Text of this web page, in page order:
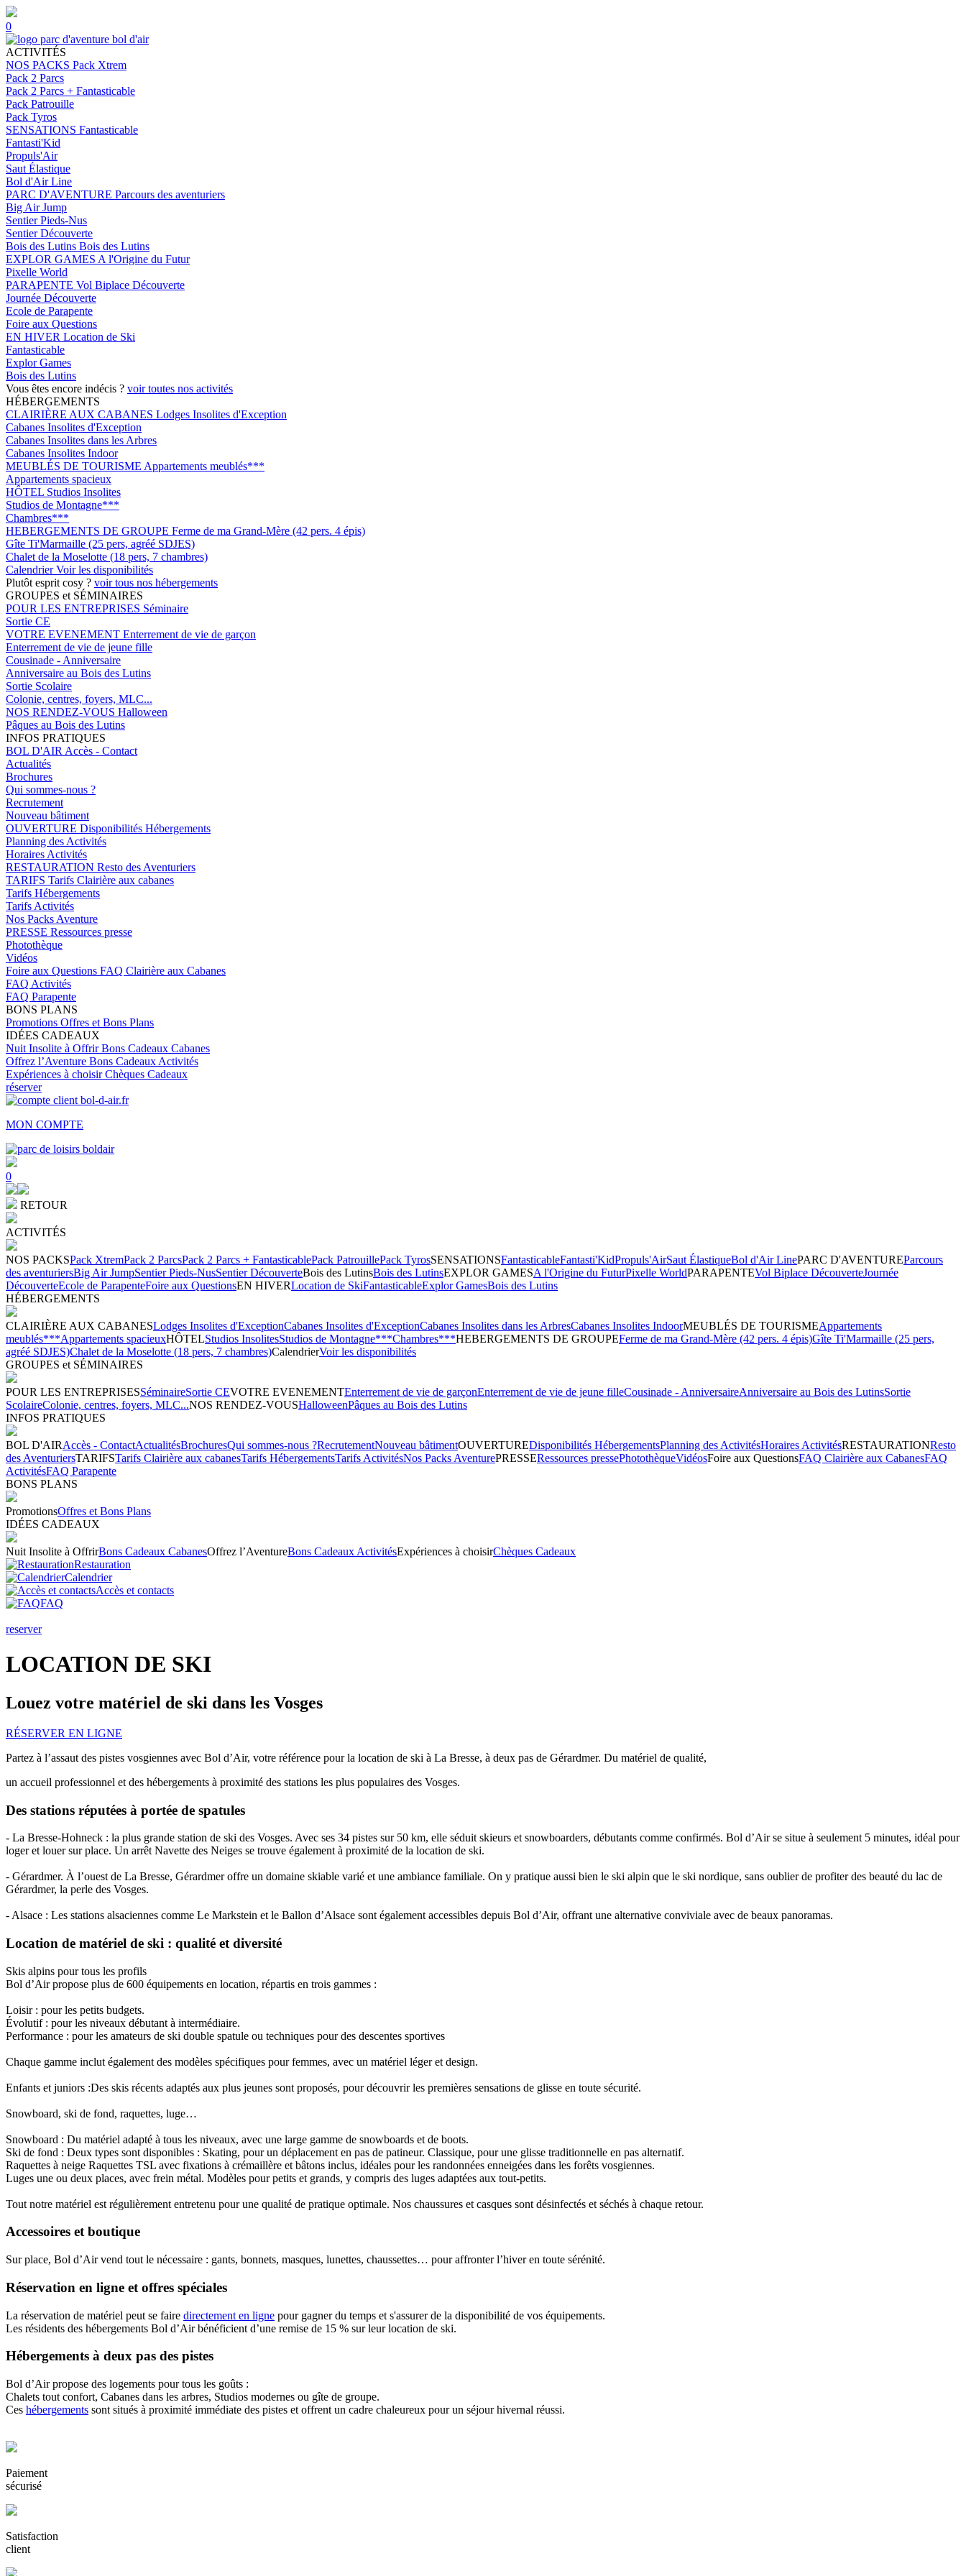
0
ACTIVITÉS
NOS PACKS Pack Xtrem
Pack 2 Parcs
Pack 2 Parcs + Fantasticable
Pack Patrouille
Pack Tyros
SENSATIONS Fantasticable
Fantasti'Kid
Propuls'Air
Saut Élastique
Bol d'Air Line
PARC D'AVENTURE Parcours des aventuriers
Big Air Jump
Sentier Pieds-Nus
Sentier Découverte
Bois des Lutins Bois des Lutins
EXPLOR GAMES A l'Origine du Futur
Pixelle World
PARAPENTE Vol Biplace Découverte
Journée Découverte
Ecole de Parapente
Foire aux Questions
EN HIVER Location de Ski
Fantasticable
Explor Games
Bois des Lutins
Vous êtes encore indécis ? voir toutes nos activités
HÉBERGEMENTS
CLAIRIÈRE AUX CABANES Lodges Insolites d'Exception
Cabanes Insolites d'Exception
Cabanes Insolites dans les Arbres
Cabanes Insolites Indoor
MEUBLÉS DE TOURISME Appartements meublés***
Appartements spacieux
HÔTEL Studios Insolites
Studios de Montagne***
Chambres***
HEBERGEMENTS DE GROUPE Ferme de ma Grand-Mère (42 pers. 4 épis)
Gîte Ti'Marmaille (25 pers, agréé SDJES)
Chalet de la Moselotte (18 pers, 7 chambres)
CalendrierVoir les disponibilités
Plutôt esprit cosy ? voir tous nos hébergements
GROUPES et SÉMINAIRES
POUR LES ENTREPRISES Séminaire
Sortie CE
VOTRE EVENEMENT Enterrement de vie de garçon
Enterrement de vie de jeune fille
Cousinade - Anniversaire
Anniversaire au Bois des Lutins
Sortie Scolaire
Colonie, centres, foyers, MLC...
NOS RENDEZ-VOUS Halloween
Pâques au Bois des Lutins
INFOS PRATIQUES
BOL D'AIR Accès - Contact
Actualités
Brochures
Qui sommes-nous ?
Recrutement
Nouveau bâtiment
OUVERTURE Disponibilités Hébergements
Planning des Activités
Horaires Activités
RESTAURATION Resto des Aventuriers
TARIFS Tarifs Clairière aux cabanes
Tarifs Hébergements
Tarifs Activités
Nos Packs Aventure
PRESSE Ressources presse
Photothèque
Vidéos
Foire aux Questions FAQ Clairière aux Cabanes
FAQ Activités
FAQ Parapente
BONS PLANS
Promotions Offres et Bons Plans
IDÉES CADEAUX
Nuit Insolite à OffrirBons Cadeaux Cabanes
Offrez l’Aventure Bons Cadeaux Activités
Expériences à choisirChèques Cadeaux
réserver
MON COMPTE
0
RETOUR
ACTIVITÉS
NOS PACKSPack XtremPack 2 ParcsPack 2 Parcs + FantasticablePack PatrouillePack TyrosSENSATIONSFantasticableFantasti'KidPropuls'AirSaut ÉlastiqueBol d'Air LinePARC D'AVENTUREParcours
des aventuriersBig Air JumpSentier Pieds-NusSentier DécouverteBois des LutinsBois des LutinsEXPLOR GAMESA l'Origine du FuturPixelle WorldPARAPENTEVol Biplace DécouverteJournée
DécouverteEcole de ParapenteFoire aux QuestionsEN HIVERLocation de SkiFantasticableExplor GamesBois des Lutins
HÉBERGEMENTS
CLAIRIÈRE AUX CABANESLodges Insolites d'ExceptionCabanes Insolites d'ExceptionCabanes Insolites dans les ArbresCabanes Insolites IndoorMEUBLÉS DE TOURISMEAppartements
meublés***Appartements spacieuxHÔTELStudios InsolitesStudios de Montagne***Chambres***HEBERGEMENTS DE GROUPEFerme de ma Grand-Mère (42 pers. 4 épis)Gîte Ti'Marmaille (25 pers,
agréé SDJES)Chalet de la Moselotte (18 pers, 7 chambres)CalendrierVoir les disponibilités
GROUPES et SÉMINAIRES
POUR LES ENTREPRISESSéminaireSortie CEVOTRE EVENEMENTEnterrement de vie de garçonEnterrement de vie de jeune filleCousinade - AnniversaireAnniversaire au Bois des LutinsSortie
ScolaireColonie, centres, foyers, MLC...NOS RENDEZ-VOUSHalloweenPâques au Bois des Lutins
INFOS PRATIQUES
BOL D'AIRAccès - ContactActualitésBrochuresQui sommes-nous ?RecrutementNouveau bâtimentOUVERTUREDisponibilités HébergementsPlanning des ActivitésHoraires ActivitésRESTAURATIONResto
des AventuriersTARIFSTarifs Clairière aux cabanesTarifs HébergementsTarifs ActivitésNos Packs AventurePRESSERessources pressePhotothèqueVidéosFoire aux QuestionsFAQ Clairière aux CabanesFAQ
ActivitésFAQ Parapente
BONS PLANS
PromotionsOffres et Bons Plans
IDÉES CADEAUX
Nuit Insolite à OffrirBons Cadeaux CabanesOffrez l’AventureBons Cadeaux ActivitésExpériences à choisirChèques Cadeaux
Restauration
Calendrier
Accès et contacts
FAQ
reserver
LOCATION DE SKI
Louez votre matériel de ski dans les Vosges
RÉSERVER EN LIGNE
Partez à l’assaut des pistes vosgiennes avec Bol d’Air, votre référence pour la location de ski à La Bresse, à deux pas de Gérardmer. Du matériel de qualité,
un accueil professionnel et des hébergements à proximité des stations les plus populaires des Vosges.
Des stations réputées à portée de spatules
- La Bresse-Hohneck : la plus grande station de ski des Vosges. Avec ses 34 pistes sur 50 km, elle séduit skieurs et snowboarders, débutants comme confirmés. Bol d’Air se situe à seulement 5 minutes, idéal pour
loger et louer sur place. Un arrêt Navette des Neiges se trouve également à proximité de la location de ski.
- Gérardmer. À l’ouest de La Bresse, Gérardmer offre un domaine skiable varié et une ambiance familiale. On y pratique aussi bien le ski alpin que le ski nordique, sans oublier de profiter des beauté du lac de
Gérardmer, la perle des Vosges.
- Alsace : Les stations alsaciennes comme Le Markstein et le Ballon d’Alsace sont également accessibles depuis Bol d’Air, offrant une alternative conviviale avec de beaux panoramas.
Location de matériel de ski : qualité et diversité
Skis alpins pour tous les profils
Bol d’Air propose plus de 600 équipements en location, répartis en trois gammes :
Loisir: pour les petits budgets.
Évolutif: pour les niveaux débutant à intermédiaire.
Performance : pour les amateurs de ski double spatule ou techniques pour des descentes sportives
Chaque gamme inclut également des modèles spécifiques pour femmes, avec un matériel léger et design.
Enfants et juniors :Des skis récents adaptés aux plus jeunes sont proposés, pour découvrir les premières sensations de glisse en toute sécurité.
Snowboard, ski de fond, raquettes, luge…
Snowboard : Du matériel adapté à tous les niveaux, avec une large gamme de snowboards et de boots.
Ski de fond : Deux types sont disponibles : Skating, pour un déplacement en pas de patineur. Classique, pour une glisse traditionnelle en pas alternatif.
Raquettes à neige Raquettes TSL avec fixations à crémaillère et bâtons inclus, idéales pour les randonnées enneigées dans les forêts vosgiennes.
Luges une ou deux places, avec frein métal. Modèles pour petits et grands, y compris des luges adaptées aux tout-petits.
Tout notre matériel est régulièrement entretenu pour une qualité de pratique optimale. Nos chaussures et casques sont désinfectés et séchés à chaque retour.
Accessoires et boutique
Sur place, Bol d’Air vend tout le nécessaire : gants, bonnets, masques, lunettes, chaussettes… pour affronter l’hiver en toute sérénité.
Réservation en ligne et offres spéciales
La réservation de matériel peut se faire directement en ligne pour gagner du temps et s'assurer de la disponibilité de vos équipements.
Les résidents des hébergements Bol d’Air bénéficient d’une remise de 15 % sur leur location de ski.
Hébergements à deux pas des pistes
Bol d’Air propose des logements pour tous les goûts :
Chalets tout confort, Cabanes dans les arbres, Studios modernes ou gîte de groupe.
Ces hébergements sont situés à proximité immédiate des pistes et offrent un cadre chaleureux pour un séjour hivernal réussi.
Paiement
sécurisé
Satisfaction
client